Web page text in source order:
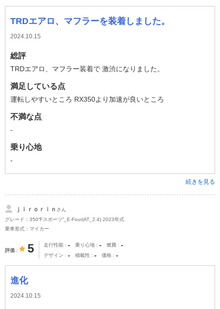
TRDエアロ、マフラーを装着しました。
2024.10.15
総評
TRDエアロ、マフラー装着で 激渋になりました。
満足している点
運転しやすいところ RX350より加速が良いところ
不満な点
-
乗り心地
-
続きを見る
ｊｉｒｏｒｉｎ さん
グレード：350“Fスポーツ”_E-Four(AT_2.4) 2023年式
乗車形式：マイカー
評価 5 走行性能 - 乗り心地 - 燃費 -
デザイン - 積載性 - 価格 -
進化
2024.10.15